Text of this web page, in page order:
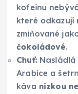
kofeinu
které odkazují
zmiňované
čokoládové.
Chuť:Nasládlá
Arabice a
káva nízkou